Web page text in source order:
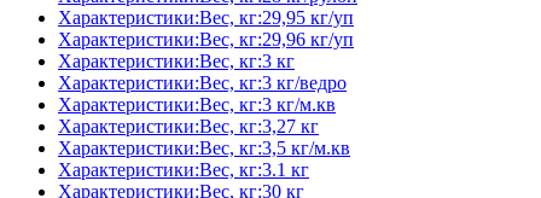
Характеристики:Вес, кг:29,95 кг/уп
Характеристики:Вес, кг:29,96 кг/уп
Характеристики:Вес, кг:3 кг
Характеристики:Вес, кг:3 кг/ведро
Характеристики:Вес, кг:3 кг/м.кв
Характеристики:Вес, кг:3,27 кг
Характеристики:Вес, кг:3,5 кг/м.кв
Характеристики:Вес, кг:3.1 кг
Характеристики:Вес, кг:30 кг